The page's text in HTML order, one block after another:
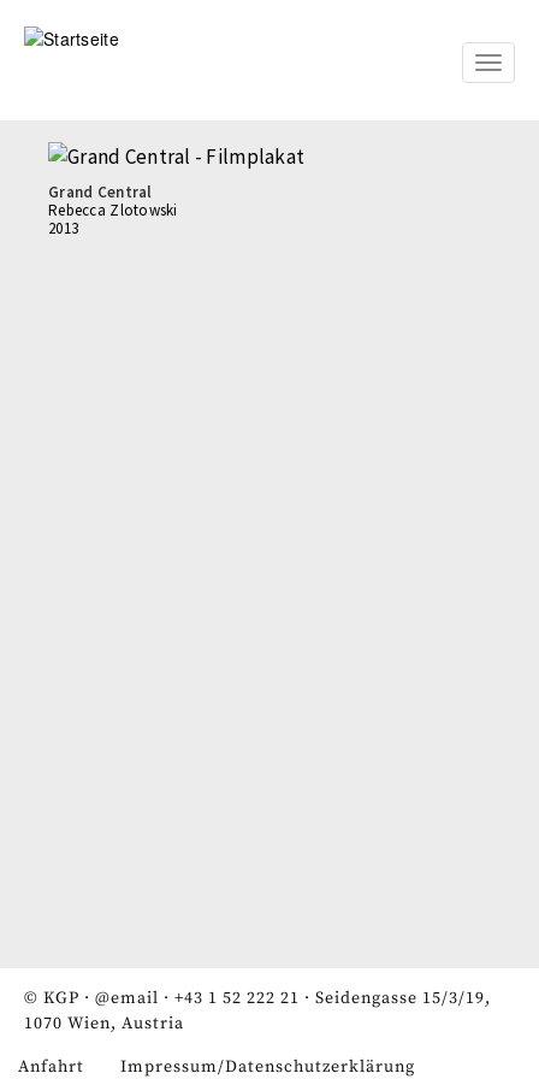
zum
Toggle
Grand Central
Rebecca Zlotowski
2013
© KGP · @email · +43 1 52 222 21 · Seidengasse 15/3/19,
1070 Wien, Austria
Anfahrt Impressum/Datenschutzerklärung